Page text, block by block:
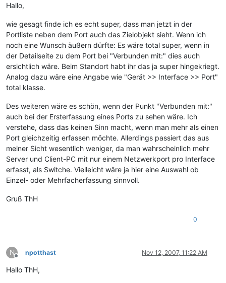
Hallo,
wie gesagt finde ich es echt super, dass man jetzt in der
Portliste neben dem Port auch das Zielobjekt sieht. Wenn ich
noch eine Wunsch äußern dürfte: Es wäre total super, wenn in
der Detailseite zu dem Port bei "Verbunden mit:" dies auch
ersichtlich wäre. Beim Standort habt ihr das ja super hingekriegt.
Analog dazu wäre eine Angabe wie "Gerät >> Interface >> Port"
total klasse.
Des weiteren wäre es schön, wenn der Punkt "Verbunden mit:"
auch bei der Ersterfassung eines Ports zu sehen wäre. Ich
verstehe, dass das keinen Sinn macht, wenn man mehr als einen
Port gleichzeitig erfassen möchte. Allerdings passiert das aus
meiner Sicht wesentlich weniger, da man wahrscheinlich mehr
Server und Client-PC mit nur einem Netzwerkport pro Interface
erfasst, als Switche. Vielleicht wäre ja hier eine Auswahl ob
Einzel- oder Mehrfacherfassung sinnvoll.
Gruß ThH
0
N
Offline
npotthast Nov 12, 2007, 11:22 AM
Hallo ThH,